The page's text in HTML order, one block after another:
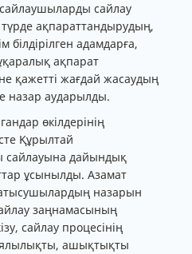
сайлау
ақпараттандырудың,
білдірілген адамдарға,
ақпарат
қажетті жағдай жасаудың
назар аударылды.
өкілдерінің
Құрылтай
сайлауына дайындық
ұсынылды. Азамат
назарын
заңнамасының
сайлау процесінің
ашықтықты